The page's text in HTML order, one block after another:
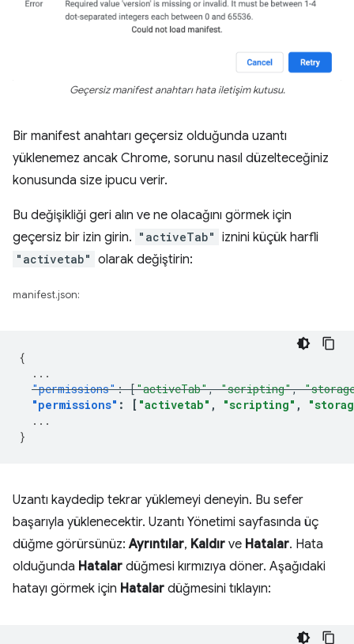
Geçersiz manifest anahtarı hata iletişim kutusu.
Bir manifest anahtarı geçersiz olduğunda uzantı
yüklenemez ancak Chrome, sorunu nasıl düzelteceğiniz
konusunda size ipucu verir.
Bu değişikliği geri alın ve ne olacağını görmek için
geçersiz bir izin girin. "activeTab" iznini küçük harfli
"activetab" olarak değiştirin:
manifest.json:
{
...
"permissions": ["activeTab", "scripting",
"permissions" : [ "activetab" , "scripting" ,
...
}
Uzantı kaydedip tekrar yüklemeyi deneyin. Bu sefer
başarıyla yüklenecektir. Uzantı Yönetimi sayfasında üç
düğme görürsünüz:Ayrıntılar, Kaldır ve Hatalar. Hata
olduğunda Hatalar düğmesi kırmızıya döner. Aşağıdaki
hatayı görmek için Hatalar düğmesini tıklayın: